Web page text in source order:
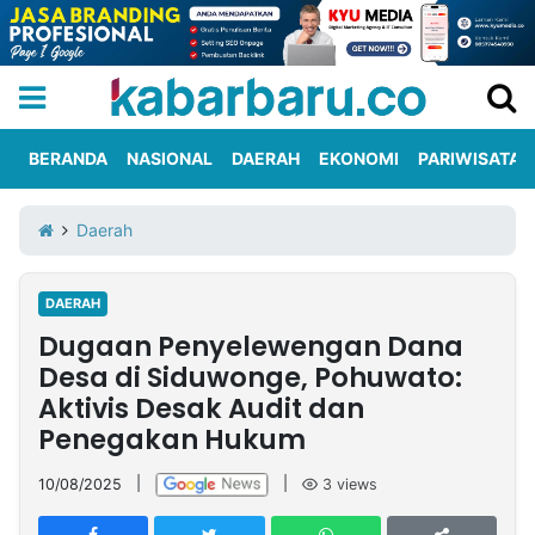
Iklan
Berita
Kami
Nasional
International
Olahraga
Entertainment
Daerah
Pariwisata
Kuliner
Kolom
Network
PT
TREETAN
BERANDA NASIONAL DAERAH EKONOMI PARIWISATA
Daerah
DAERAH
Dugaan Penyelewengan Dana
Desa di Siduwonge, Pohuwato:
Aktivis Desak Audit dan
Penegakan Hukum
10/08/2025 3 views